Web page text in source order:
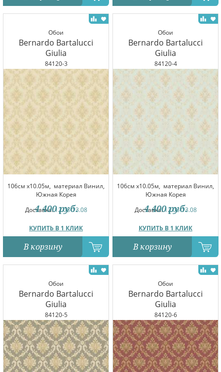
Обои
Bernardo Bartalucci
Giulia
84120-3
106см x10.05м, материал Винил,
Южная Корея
Доставка:12.08-13.08
КУПИТЬ В 1 КЛИК
4 400 руб.
В корзину
Обои
Bernardo Bartalucci
Giulia
84120-4
106см x10.05м, материал Винил,
Южная Корея
Доставка:12.08-13.08
КУПИТЬ В 1 КЛИК
4 400 руб.
В корзину
Обои
Bernardo Bartalucci
Giulia
84120-5
Обои
Bernardo Bartalucci
Giulia
84120-6